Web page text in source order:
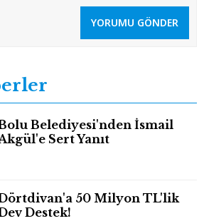
YORUMU GÖNDER
Belediyesi'nden İsmail
Sert Yanıt
50 Milyon TL'lik
Destek!